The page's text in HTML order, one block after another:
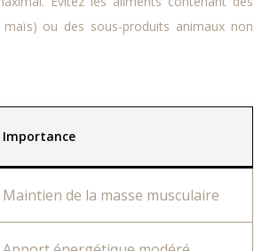
ou des sous-produits animaux non
Importance
Maintien de la masse musculaire